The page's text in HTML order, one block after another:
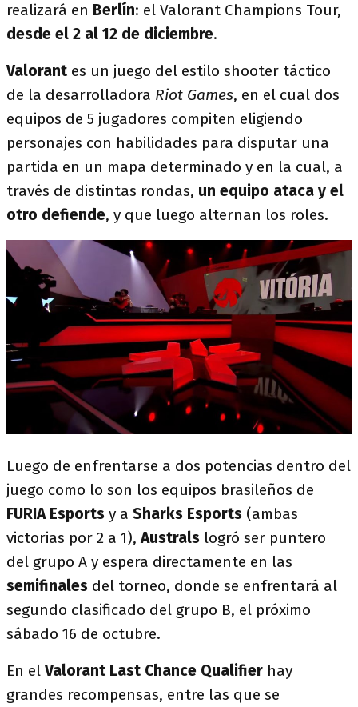
realizará en Berlín: el Valorant Champions Tour,
desde el 2 al 12 de diciembre.
Valorant es un juego del estilo shooter táctico
de la desarrolladora Riot Games, en el cual dos
equipos de 5 jugadores compiten eligiendo
personajes con habilidades para disputar una
partida en un mapa determinado y en la cual, a
través de distintas rondas, un equipo ataca y el
otro defiende, y que luego alternan los roles.
Luego de enfrentarse a dos potencias dentro del
juego como lo son los equipos brasileños de
FURIA Esports y a Sharks Esports (ambas
victorias por 2 a 1),Australs logró ser puntero
del grupo A y espera directamente en las
semifinales del torneo, donde se enfrentará al
segundo clasificado del grupo B, el próximo
sábado 16 de octubre.
En elValorant Last Chance Qualifier hay
grandes recompensas, entre las que se